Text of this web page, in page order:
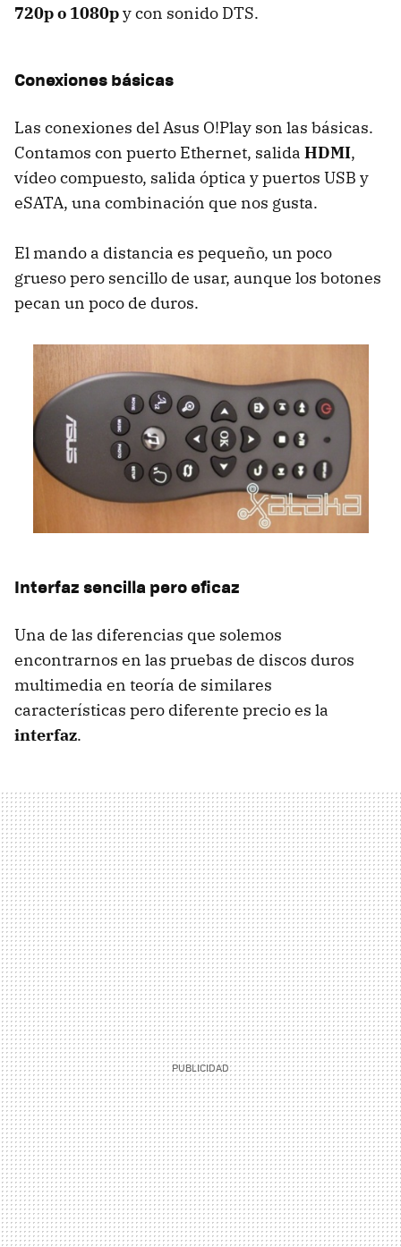
720p o 1080py con sonido DTS.
Conexiones básicas
Las conexiones del Asus O!Play son las básicas.
Contamos con puerto Ethernet, salida HDMI,
vídeo compuesto, salida óptica y puertos USB y
eSATA, una combinación que nos gusta.
El mando a distancia es pequeño, un poco
grueso pero sencillo de usar, aunque los botones
pecan un poco de duros.
Interfaz sencilla pero eficaz
Una de las diferencias que solemos
encontrarnos en las pruebas de discos duros
multimedia en teoría de similares
características pero diferente precio es la
interfaz.